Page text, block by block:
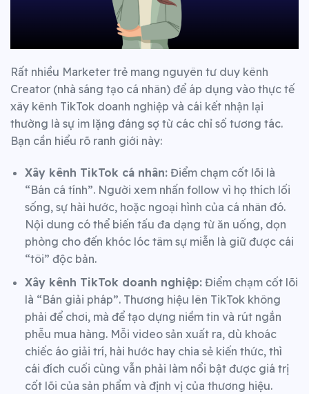
Rất nhiều Marketer trẻ mang nguyên tư duy kênh
Creator (nhà sáng tạo cá nhân) để áp dụng vào thực tế
xây kênh TikTok doanh nghiệp và cái kết nhận lại
thường là sự im lặng đáng sợ từ các chỉ số tương tác.
Bạn cần hiểu rõ ranh giới này:
Xây kênh TikTok cá nhân:Điểm chạm cốt lõi là
“Bán cá tính”. Người xem nhấn follow vì họ thích lối
sống, sự hài hước, hoặc ngoại hình của cá nhân đó.
Nội dung có thể biến tấu đa dạng từ ăn uống, dọn
phòng cho đến khóc lóc tâm sự miễn là giữ được cái
“tôi” độc bản.
Xây kênh TikTok doanh nghiệp:Điểm chạm cốt lõi
là “Bán giải pháp”. Thương hiệu lên TikTok không
phải để chơi, mà để tạo dựng niềm tin và rút ngắn
phễu mua hàng. Mỗi video sản xuất ra, dù khoác
chiếc áo giải trí, hài hước hay chia sẻ kiến thức, thì
cái đích cuối cùng vẫn phải làm nổi bật được giá trị
cốt lõi của sản phẩm và định vị của thương hiệu.